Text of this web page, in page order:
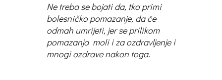
Ne treba se bojati da, tko primi
bolesničko pomazanje, da će
odmah umrijeti, jer se prilikom
pomazanja moli i za ozdravljenje i
mnogi ozdrave nakon toga.